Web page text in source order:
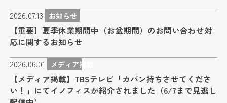
2026.07.13 お知らせ
【重要】夏季休業期間中（お盆期間）のお問い合わせ対
応に関するお知らせ
2026.06.01 メディア掲載
【メディア掲載】TBSテレビ「カバン持ちさせてくださ
い！」にてイノフィスが紹介されました（6/7まで見逃し